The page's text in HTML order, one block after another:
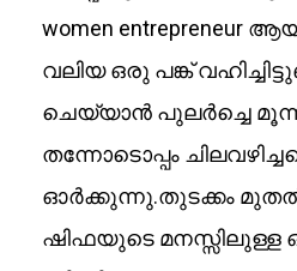
women entrepreneur
വലിയ ഒരു പങ്ക്
ചെയ്യാൻ പുലർച്ചെ
തന്നോടൊപ്പം
ഓർക്കുന്നു.തുടക്കം
ഷിഫയുടെ മനസ്സിലുള്ള